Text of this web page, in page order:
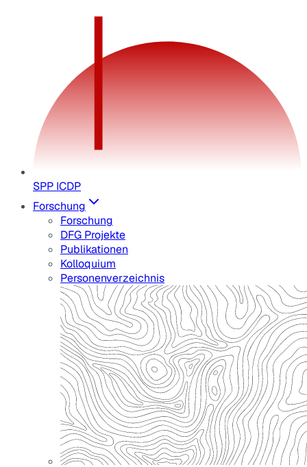
SPP ICDP
Forschung
Forschung
DFG Projekte
Publikationen
Kolloquium
Personenverzeichnis